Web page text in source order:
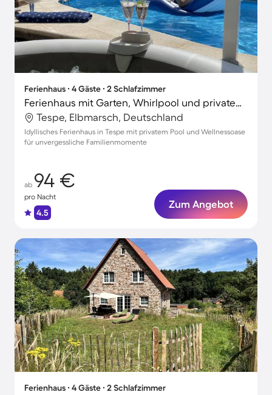
Ferienhaus ∙ 4 Gäste ∙ 2 Schlafzimmer
Ferienhaus mit Garten, Whirlpool und privatem Pool | Poolblick
Tespe, Elbmarsch, Deutschland
Idyllisches Ferienhaus in Tespe mit privatem Pool und Wellnessoase
für unvergessliche Familienmomente
ab 94 €
pro Nacht
4.5
Zum Angebot
Ferienhaus ∙ 4 Gäste ∙ 2 Schlafzimmer